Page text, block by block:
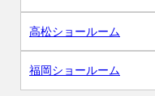
高松ショールーム
福岡ショールーム